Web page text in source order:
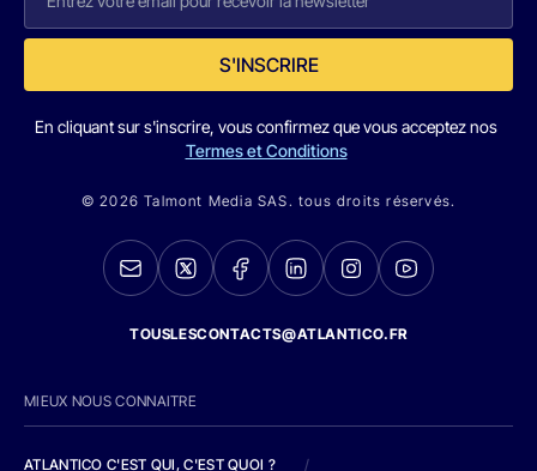
S'INSCRIRE
En cliquant sur s'inscrire, vous confirmez que vous acceptez nos
Termes et Conditions
© 2026 Talmont Media SAS. tous droits réservés.
TOUSLESCONTACTS@ATLANTICO.FR
MIEUX NOUS CONNAITRE
ATLANTICO C'EST QUI, C'EST QUOI ?
/